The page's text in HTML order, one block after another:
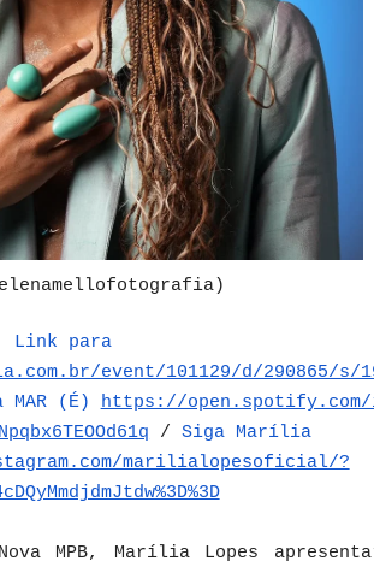
Link para
event/101129/d/290865/s/
MAR (É) https://
/Siga Marília
marilialopesoficial/?
MPB, Marília Lopes